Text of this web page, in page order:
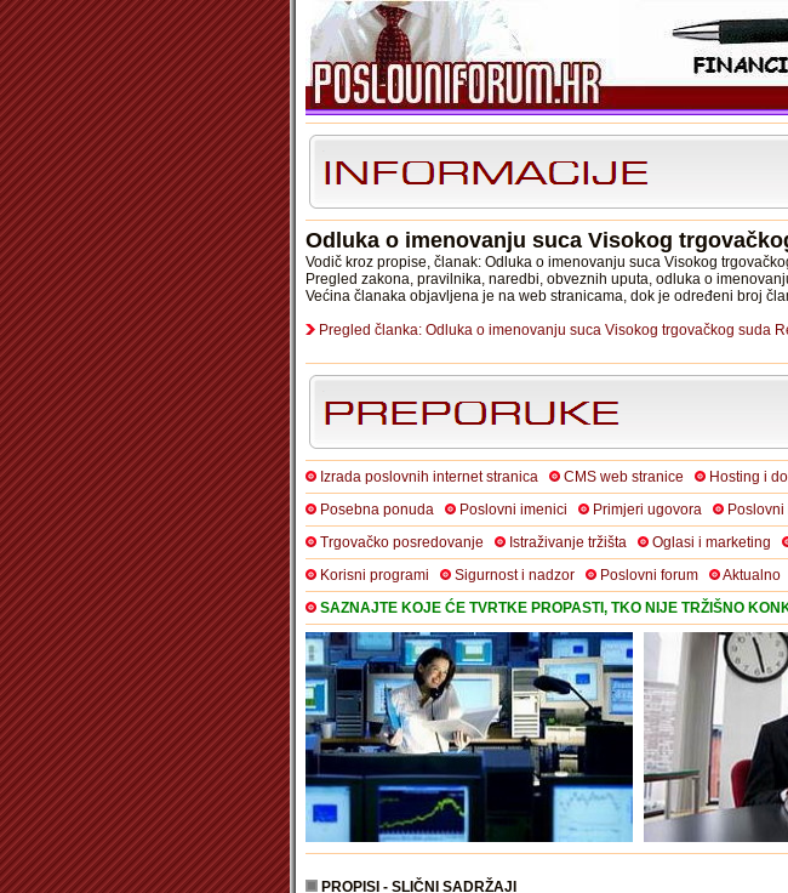
Odluka o imenovanju suca Visokog
Vodič kroz propise, članak: Odluka o imenovanju suca Visokog
Pregled zakona, pravilnika, naredbi, obveznih uputa, odluka o
Većina članaka objavljena je na web stranicama, dok je određeni broj
Pregled članka: Odluka o imenovanju suca Visokog trgovačkog suda
Izrada poslovnih internet stranica CMS web stranice Hosting i
Posebna ponuda
Poslovni imenici Primjeri ugovora
Trgovačko posredovanje
Istraživanje tržišta Oglasi i marketing
Korisni programi
Sigurnost i nadzor Poslovni forum Aktualno
SAZNAJTE KOJE ĆE TVRTKE PROPASTI, TKO NIJE TRŽIŠNO
PROPISI - SLIČNI SADRŽAJI